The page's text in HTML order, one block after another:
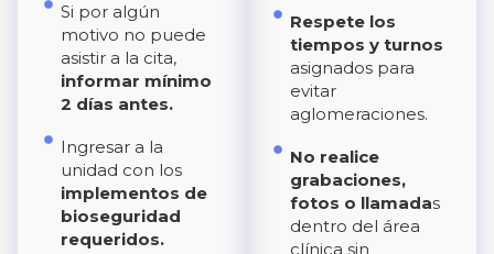
Si por algún
motivo no puede
asistir a la cita,
informar mínimo
2 días antes.
Ingresar a la
unidad con los
implementos de
bioseguridad
requeridos.
Respete los
tiempos y turnos
asignados para
evitar
aglomeraciones.
No realice
grabaciones,
fotos o llamadas
dentro del área
clínica sin